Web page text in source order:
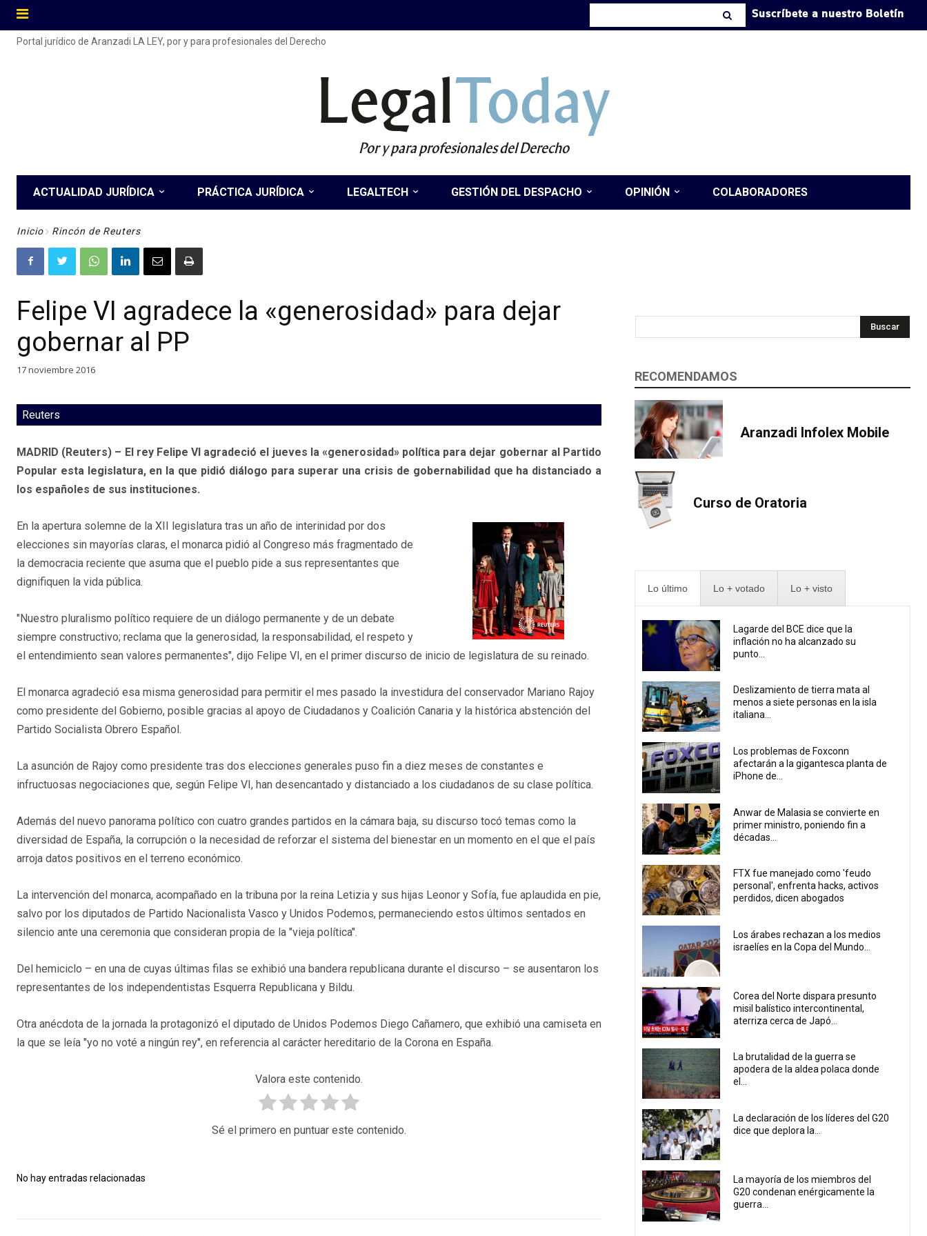
Suscríbete a nuestro Boletín
Portal jurídico de Aranzadi LA LEY, por y para profesionales del Derecho
LegalToday
Por y para profesionales del Derecho
ACTUALIDAD JURÍDICA PRÁCTICA JURÍDICA LEGALTECH GESTIÓN DEL DESPACHO OPINIÓN COLABORADORES
Inicio Rincón de Reuters
Felipe VI agradece la «generosidad» para dejar
gobernar al PP
17 noviembre 2016
Reuters
MADRID (Reuters) – El rey Felipe VI agradeció el jueves la «generosidad» política para dejar gobernar al Partido
Popular esta legislatura, en la que pidió diálogo para superar una crisis de gobernabilidad que ha distanciado a
los españoles de sus instituciones.
En la apertura solemne de la XII legislatura tras un año de interinidad por dos
elecciones sin mayorías claras, el monarca pidió al Congreso más fragmentado de
la democracia reciente que asuma que el pueblo pide a sus representantes que
dignifiquen la vida pública.
"Nuestro pluralismo político requiere de un diálogo permanente y de un debate
siempre constructivo; reclama que la generosidad, la responsabilidad, el respeto y
el entendimiento sean valores permanentes", dijo Felipe VI, en el primer discurso de inicio de legislatura de su reinado.
El monarca agradeció esa misma generosidad para permitir el mes pasado la investidura del conservador Mariano Rajoy
como presidente del Gobierno, posible gracias al apoyo de Ciudadanos y Coalición Canaria y la histórica abstención del
Partido Socialista Obrero Español.
La asunción de Rajoy como presidente tras dos elecciones generales puso fin a diez meses de constantes e
infructuosas negociaciones que, según Felipe VI, han desencantado y distanciado a los ciudadanos de su clase política.
Además del nuevo panorama político con cuatro grandes partidos en la cámara baja, su discurso tocó temas como la
diversidad de España, la corrupción o la necesidad de reforzar el sistema del bienestar en un momento en el que el país
arroja datos positivos en el terreno económico.
La intervención del monarca, acompañado en la tribuna por la reina Letizia y sus hijas Leonor y Sofía, fue aplaudida en pie,
salvo por los diputados de Partido Nacionalista Vasco y Unidos Podemos, permaneciendo estos últimos sentados en
silencio ante una ceremonia que consideran propia de la "vieja política".
Del hemiciclo – en una de cuyas últimas filas se exhibió una bandera republicana durante el discurso – se ausentaron los
representantes de los independentistas Esquerra Republicana y Bildu.
Otra anécdota de la jornada la protagonizó el diputado de Unidos Podemos Diego Cañamero, que exhibió una camiseta en
la que se leía "yo no voté a ningún rey", en referencia al carácter hereditario de la Corona en España.
Valora este contenido.
Sé el primero en puntuar este contenido.
No hay entradas relacionadas
Buscar
RECOMENDAMOS
Aranzadi Infolex Mobile
Curso de Oratoria
Lo último Lo + votado Lo + visto
Lagarde del BCE dice que la
inflación no ha alcanzado su
punto...
Deslizamiento de tierra mata al
menos a siete personas en la isla
italiana...
Los problemas de Foxconn
afectarán a la gigantesca planta de
iPhone de...
Anwar de Malasia se convierte en
primer ministro, poniendo fin a
décadas...
FTX fue manejado como 'feudo
personal', enfrenta hacks, activos
perdidos, dicen abogados
Los árabes rechazan a los medios
israelíes en la Copa del Mundo...
Corea del Norte dispara presunto
misil balístico intercontinental,
aterriza cerca de Japó...
La brutalidad de la guerra se
apodera de la aldea polaca donde
el...
La declaración de los líderes del G20
dice que deplora la...
La mayoría de los miembros del
G20 condenan enérgicamente la
guerra...